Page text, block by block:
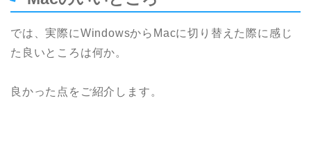
では、実際にWindowsからMacに切り替えた際に感じ
た良いところは何か。
良かった点をご紹介します。